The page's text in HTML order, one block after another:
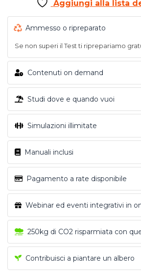
Aggiungi alla lista
Ammesso o ripreparato
Se non superi il Test ti riprepariamo
Contenuti on demand
Studi dove e quando vuoi
Simulazioni illimitate
Manuali inclusi
Pagamento a rate disponibile
Webinar ed eventi integrativi in
250kg di CO2 risparmiata con
Contribuisci a piantare un albero